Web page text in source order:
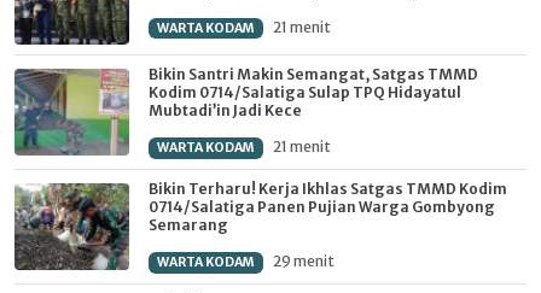
WARTA KODAM 21 menit
Bikin Santri Makin Semangat, Satgas TMMD
Kodim 0714/Salatiga Sulap TPQ Hidayatul
Mubtadi’in Jadi Kece
WARTA KODAM 21 menit
Bikin Terharu! Kerja Ikhlas Satgas TMMD Kodim
0714/Salatiga Panen Pujian Warga Gombyong
Semarang
WARTA KODAM 29 menit